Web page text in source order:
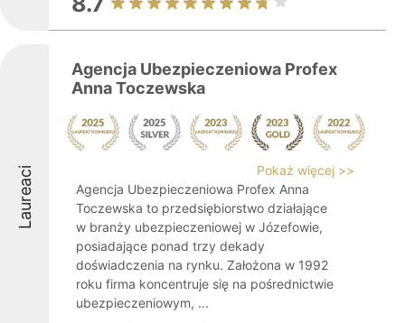
Laureaci
Agencja Ubezpieczeniowa Profex
Anna Toczewska
Pokaż więcej >>
Agencja Ubezpieczeniowa Profex Anna
Toczewska to przedsiębiorstwo działające
w branży ubezpieczeniowej w Józefowie,
posiadające ponad trzy dekady
doświadczenia na rynku. Założona w 1992
roku firma koncentruje się na pośrednictwie
ubezpieczeniowym, ...